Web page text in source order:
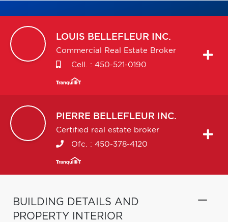
LOUIS BELLEFLEUR INC.
Commercial Real Estate Broker
Cell. : 450-521-0190
PIERRE BELLEFLEUR INC.
Certified real estate broker
Ofc. : 450-378-4120
BUILDING DETAILS AND
PROPERTY INTERIOR